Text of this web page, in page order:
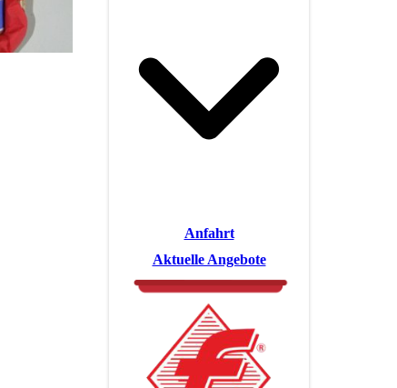
Anfahrt
Aktuelle Angebote